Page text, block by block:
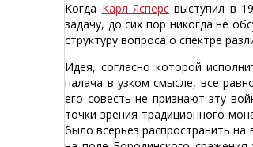
Когда Карл Ясперсвыступил в
задачу, до сих пор никогда не
структуру вопроса о спектре
Идея, согласно которой
палача в узком смысле, все
его совесть не признают эту
точки зрения традиционного
было всерьез распространить на